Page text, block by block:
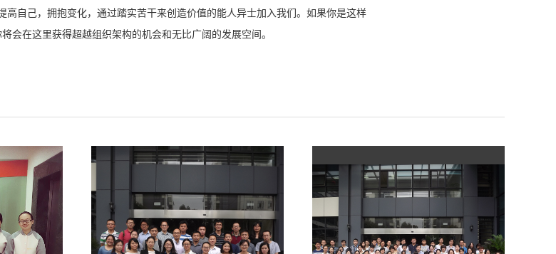
高自己，拥抱变化，通过踏实苦干来创造价值的能人异士加入我们。如果你是这样
会在这里获得超越组织架构的机会和无比广阔的发展空间。